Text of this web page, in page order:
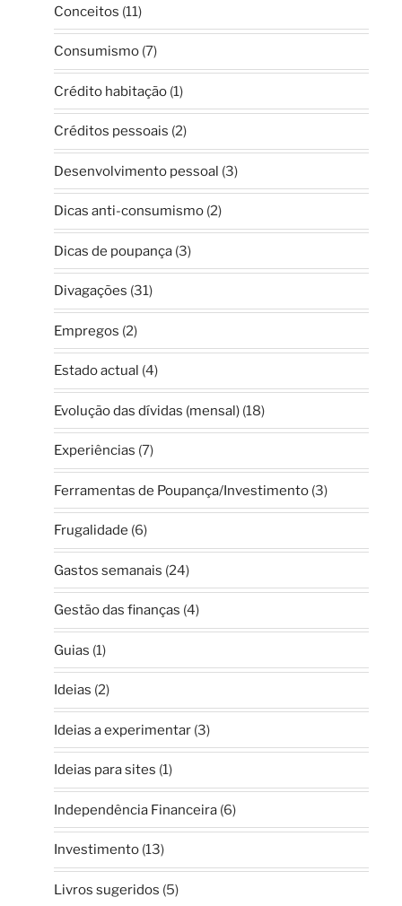
Conceitos (11)
Consumismo(7)
Crédito habitação(1)
Créditos pessoais (2)
Desenvolvimento pessoal (3)
Dicas anti-consumismo(2)
Dicas de poupança(3)
Divagações (31)
Empregos (2)
Estado actual (4)
Evolução das dívidas (mensal)(18)
Experiências (7)
Ferramentas de Poupança/Investimento(3)
Frugalidade (6)
Gastos semanais (24)
Gestão das finanças (4)
Guias (1)
Ideias (2)
Ideias a experimentar(3)
Ideias para sites (1)
Independência Financeira(6)
Investimento(13)
Livros sugeridos (5)